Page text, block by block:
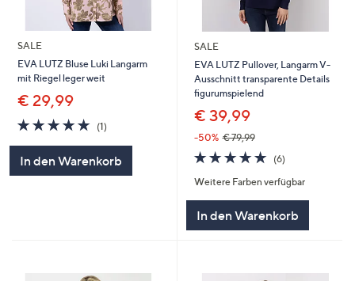
SALE
EVA LUTZ Bluse Luki Langarm
mit Riegel leger weit
€ 29,99
5.0
von
5
(1)
In den Warenkorb
SALE
EVA LUTZ Pullover, Langarm V-
Ausschnitt transparente Details
figurumspielend
€ 39,99
-50% € 79,99
5.0
von
5
(6)
Weitere Farben verfügbar
In den Warenkorb